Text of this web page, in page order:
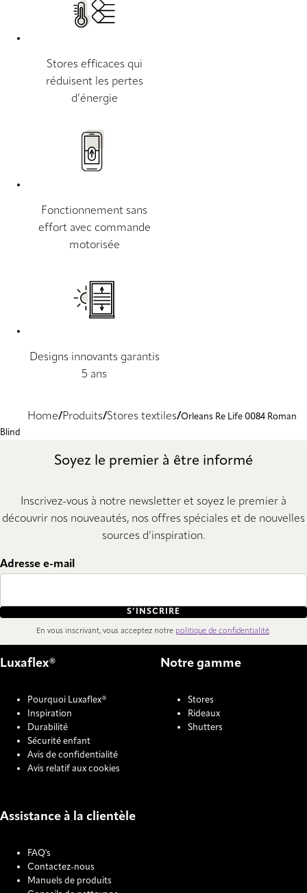
Stores efficaces qui
réduisent les pertes
d’énergie
Fonctionnement sans
effort avec commande
motorisée
Designs innovants garantis
5 ans
Home Produits Stores textiles Orleans Re Life 0084 Roman
Blind
Soyez le premier à être informé
Inscrivez-vous à notre newsletter et soyez le premier à
découvrir nos nouveautés, nos offres spéciales et de nouvelles
sources d’inspiration.
Adresse e-mail
S’INSCRIRE
En vous inscrivant, vous acceptez notre politique de confidentialité.
Luxaflex®
Pourquoi Luxaflex®
Inspiration
Durabilité
Sécurité enfant
Avis de confidentialité
Avis relatif aux cookies
Notre gamme
Stores
Rideaux
Shutters
Assistance à la clientèle
FAQ's
Contactez-nous
Manuels de produits